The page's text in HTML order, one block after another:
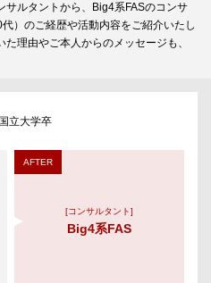
サルタントから、Big4系FASのコンサ
）のご経歴や活動内容をご紹介いたし
理由やご本人からのメッセージも、
立大学卒
AFTER
[コンサルタント]
Big4系FAS